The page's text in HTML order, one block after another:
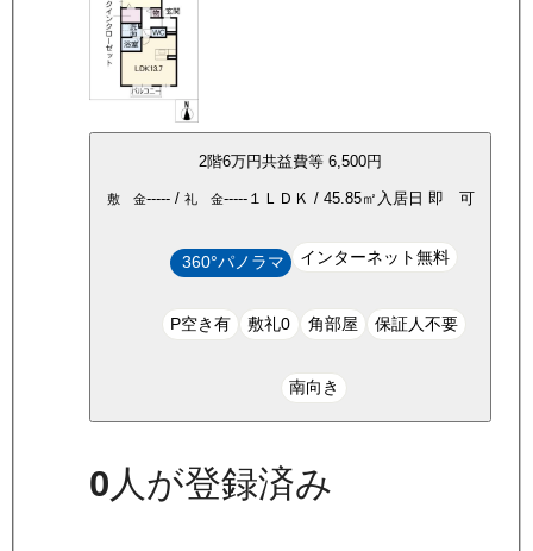
2階6万円共益費等 6,500円
敷 金-----/ 礼 金-----１ＬＤＫ / 45.85㎡ 入居日 即 可
360°パノラマ インターネット無料
P空き有 敷礼0 角部屋 保証人不要
南向き
0人が登録済み